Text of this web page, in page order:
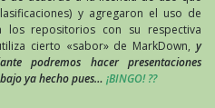
y agregaron el uso de
los repositorios con su respectiva
cierto «sabor» de MarkDown,y
podremos hacer presentaciones
ya hecho pues… ¡BINGO! ??